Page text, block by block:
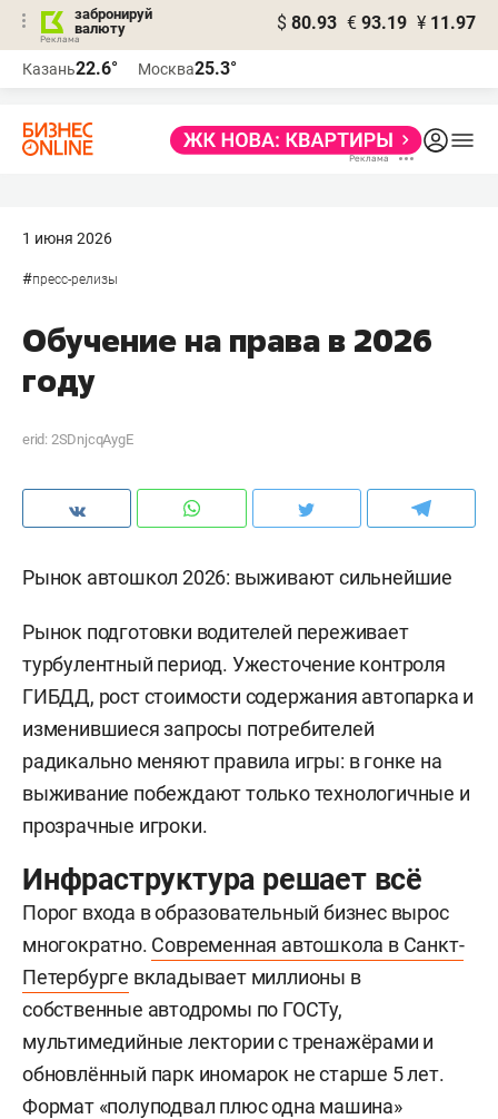
забронируй
валюту
$ 80.93 € 93.19 ¥ 11.97
Казань22.6° Москва25.3°
1 июня 2026
#пресс-релизы
Обучение на права в 2026
году
erid: 2SDnjcqAygE
Рынок автошкол 2026: выживают сильнейшие
Рынок подготовки водителей переживает
турбулентный период. Ужесточение контроля
ГИБДД, рост стоимости содержания автопарка и
изменившиеся запросы потребителей
радикально меняют правила игры: в гонке на
выживание побеждают только технологичные и
прозрачные игроки.
Инфраструктура решает всё
Порог входа в образовательный бизнес вырос
многократно. Современная автошкола в Санкт-
Петербурге вкладывает миллионы в
собственные автодромы по ГОСТу,
мультимедийные лектории с тренажёрами и
обновлённый парк иномарок не старше 5 лет.
Формат «полуподвал плюс одна машина»